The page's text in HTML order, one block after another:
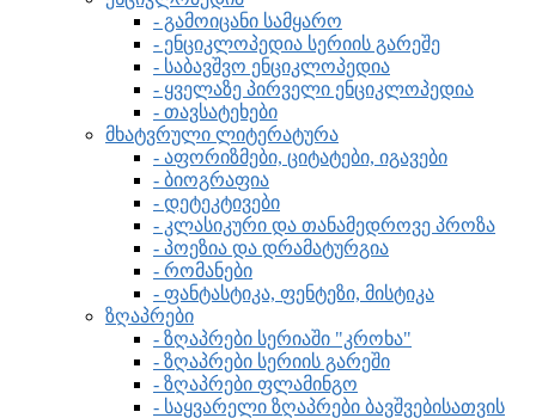
- გამოიცანი სამყარო
- ენციკლოპედია სერიის გარეშე
- საბავშვო ენციკლოპედია
- ყველაზე პირველი ენციკლოპედია
- თავსატეხები
მხატვრული ლიტერატურა
- აფორიზმები, ციტატები, იგავები
- ბიოგრაფია
- დეტეკტივები
- კლასიკური და თანამედროვე პროზა
- პოეზია და დრამატურგია
- რომანები
- ფანტასტიკა, ფენტეზი, მისტიკა
ზღაპრები
- ზღაპრები სერიაში "კროხა"
- ზღაპრები სერიის გარეში
- ზღაპრები ფლამინგო
- საყვარელი ზღაპრები ბავშვებისათვის